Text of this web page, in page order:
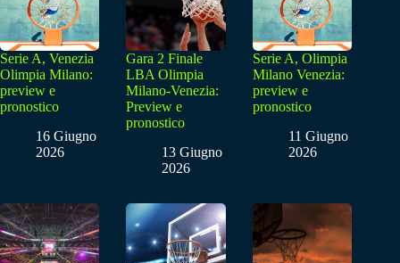
Serie A, Venezia
Olimpia Milano:
preview e
pronostico
16 Giugno
2026
Gara 2 Finale
LBA Olimpia
Milano-Venezia:
Preview e
pronostico
13 Giugno
2026
Serie A, Olimpia
Milano Venezia:
preview e
pronostico
11 Giugno
2026